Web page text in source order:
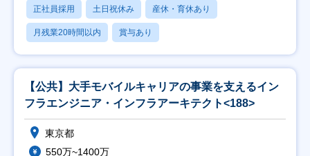
正社員採用 土日祝休み 産休・育休あり
月残業20時間以内 賞与あり
【公共】大手モバイルキャリアの事業を支えるイン
フラエンジニア・インフラアーキテクト<188>
東京都
550万~1400万